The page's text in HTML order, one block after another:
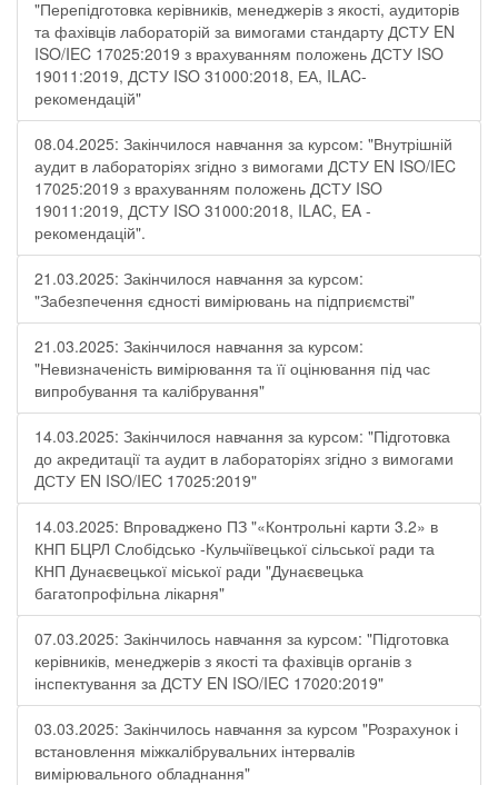
"Перепідготовка керівників, менеджерів з якості, аудиторів
та фахівців лабораторій за вимогами стандарту ДСТУ EN
ISO/IEC 17025:2019 з врахуванням положень ДСТУ ISO
19011:2019, ДСТУ ISO 31000:2018, ЕА, ILAC-
рекомендацій"
08.04.2025: Закінчилося навчання за курсом: "Внутрішній
аудит в лабораторіях згідно з вимогами ДСТУ EN ISO/IEC
17025:2019 з врахуванням положень ДСТУ ISO
19011:2019, ДСТУ ISO 31000:2018, ILAC, EA -
рекомендацій".
21.03.2025: Закінчилося навчання за курсом:
"Забезпечення єдності вимірювань на підприємстві"
21.03.2025: Закінчилося навчання за курсом:
"Невизначеність вимірювання та її оцінювання під час
випробування та калібрування"
14.03.2025: Закінчилося навчання за курсом: "Підготовка
до акредитації та аудит в лабораторіях згідно з вимогами
ДСТУ EN ISO/IEC 17025:2019"
14.03.2025: Впроваджено ПЗ "«Контрольні карти 3.2» в
КНП БЦРЛ Слобідсько -Кульчіївецької сільської ради та
КНП Дунаєвецької міської ради "Дунаєвецька
багатопрофільна лікарня"
07.03.2025: Закінчилось навчання за курсом: "Підготовка
керівників, менеджерів з якості та фахівців органів з
інспектування за ДСТУ EN ISO/IEC 17020:2019"
03.03.2025: Закінчилось навчання за курсом "Розрахунок і
встановлення міжкалібрувальних інтервалів
вимірювального обладнання"